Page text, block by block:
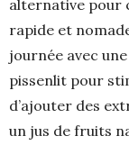
alternative pour
rapide et
journée avec
pissenlit pour
d’ajouter des
un jus de fruits